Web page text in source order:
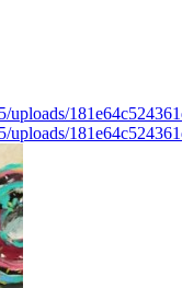
uploads/
uploads/